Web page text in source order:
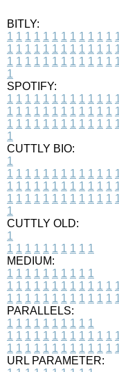
BITLY:
1 1 1 1 1 1 1 1 1 1 1 1
1 1 1 1 1 1 1 1 1 1 1 1
1 1 1 1 1 1 1 1 1 1 1 1
1
SPOTIFY:
1 1 1 1 1 1 1 1 1 1 1 1
1 1 1 1 1 1 1 1 1 1 1 1
1 1 1 1 1 1 1 1 1 1 1 1
1
CUTTLY BIO:
1
1 1 1 1 1 1 1 1 1 1 1 1
1 1 1 1 1 1 1 1 1 1 1 1
1 1 1 1 1 1 1 1 1 1 1 1
1
CUTTLY OLD:
1
1 1 1 1 1 1 1 1 1 1
MEDIUM:
1 1 1 1 1 1 1 1 1 1
1 1 1 1 1 1 1 1 1 1 1 1
1 1 1 1 1 1 1 1 1 1 1 1
PARALLELS:
1 1 1 1 1 1 1 1 1 1
1 1 1 1 1 1 1 1 1 1 1 1
1 1 1 1 1 1 1 1 1 1 1 1
URL PARAMETER: